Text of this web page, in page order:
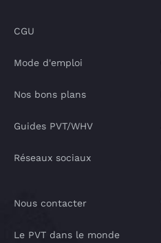
CGU
Mode d'emploi
Nos bons plans
Guides PVT/WHV
Réseaux sociaux
Nous contacter
Le PVT dans le monde